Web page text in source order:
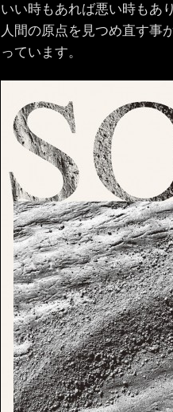
いい時もあれば悪い時もあ
人間の原点を見つめ直す事
っています。